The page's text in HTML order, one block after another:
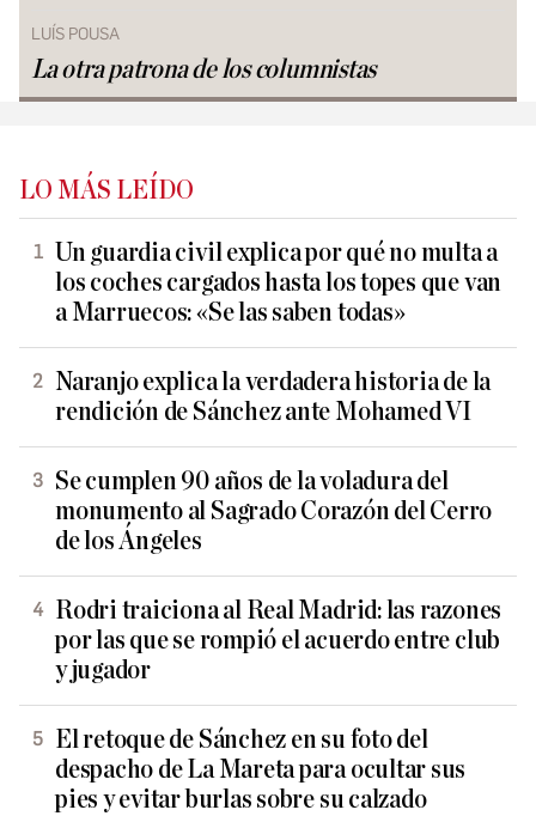
LUÍS POUSA
La otra patrona de los columnistas
LO MÁS LEÍDO
Un guardia civil explica por qué no multa a
los coches cargados hasta los topes que van
a Marruecos: «Se las saben todas»
Naranjo explica la verdadera historia de la
rendición de Sánchez ante Mohamed VI
Se cumplen 90 años de la voladura del
monumento al Sagrado Corazón del Cerro
de los Ángeles
Rodri traiciona al Real Madrid: las razones
por las que se rompió el acuerdo entre club
y jugador
El retoque de Sánchez en su foto del
despacho de La Mareta para ocultar sus
pies y evitar burlas sobre su calzado